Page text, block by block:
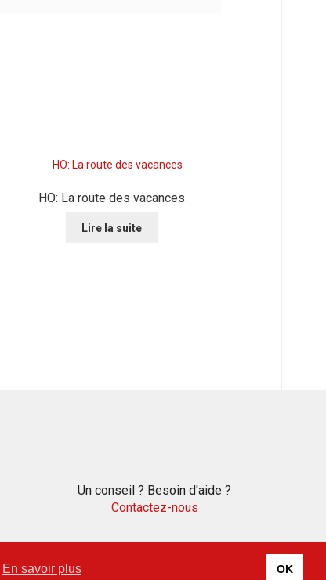
En savoir plus OK
HO: La route des vacances
Lire la suite
Un conseil ? Besoin d'aide ?
Contactez-nous